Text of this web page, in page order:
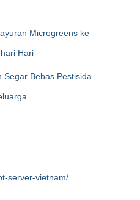
Microgreens ke
Hari
Segar Bebas Pestisida
server-vietnam/